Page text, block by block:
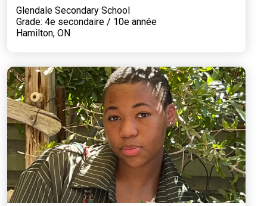
Glendale Secondary School
Grade: 4e secondaire / 10e année
Hamilton, ON